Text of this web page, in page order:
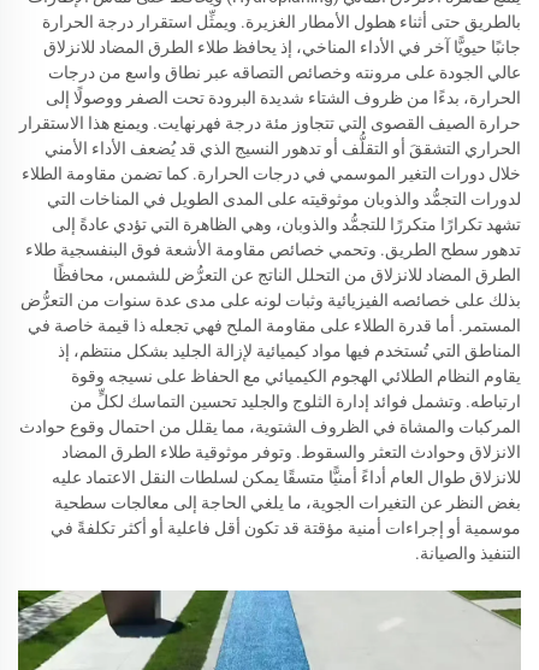
بالطريق حتى أثناء هطول الأمطار الغزيرة. ويمثِّل استقرار درجة الحرارة
جانبًا حيويًّا آخر في الأداء المناخي، إذ يحافظ طلاء الطرق المضاد للانزلاق
عالي الجودة على مرونته وخصائص التصاقه عبر نطاق واسع من درجات
الحرارة، بدءًا من ظروف الشتاء شديدة البرودة تحت الصفر ووصولًا إلى
حرارة الصيف القصوى التي تتجاوز مئة درجة فهرنهايت. ويمنع هذا الاستقرار
الحراري التشققَ أو التقلُّف أو تدهور النسيج الذي قد يُضعف الأداء الأمني
خلال دورات التغير الموسمي في درجات الحرارة. كما تضمن مقاومة الطلاء
لدورات التجمُّد والذوبان موثوقيته على المدى الطويل في المناخات التي
تشهد تكرارًا متكررًا للتجمُّد والذوبان، وهي الظاهرة التي تؤدي عادةً إلى
تدهور سطح الطريق. وتحمي خصائص مقاومة الأشعة فوق البنفسجية طلاء
الطرق المضاد للانزلاق من التحلل الناتج عن التعرُّض للشمس، محافظًا
بذلك على خصائصه الفيزيائية وثبات لونه على مدى عدة سنوات من التعرُّض
المستمر. أما قدرة الطلاء على مقاومة الملح فهي تجعله ذا قيمة خاصة في
المناطق التي تُستخدم فيها مواد كيميائية لإزالة الجليد بشكل منتظم، إذ
يقاوم النظام الطلائي الهجوم الكيميائي مع الحفاظ على نسيجه وقوة
ارتباطه. وتشمل فوائد إدارة الثلوج والجليد تحسين التماسك لكلٍّ من
المركبات والمشاة في الظروف الشتوية، مما يقلل من احتمال وقوع حوادث
الانزلاق وحوادث التعثر والسقوط. وتوفر موثوقية طلاء الطرق المضاد
للانزلاق طوال العام أداءً أمنيًّا متسقًا يمكن لسلطات النقل الاعتماد عليه
بغض النظر عن التغيرات الجوية، ما يلغي الحاجة إلى معالجات سطحية
موسمية أو إجراءات أمنية مؤقتة قد تكون أقل فاعلية أو أكثر تكلفةً في
التنفيذ والصيانة.